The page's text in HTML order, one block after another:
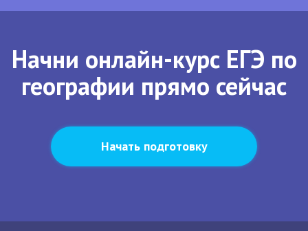
Начни онлайн-курс ЕГЭ по
географии прямо сейчас
Начать подготовку